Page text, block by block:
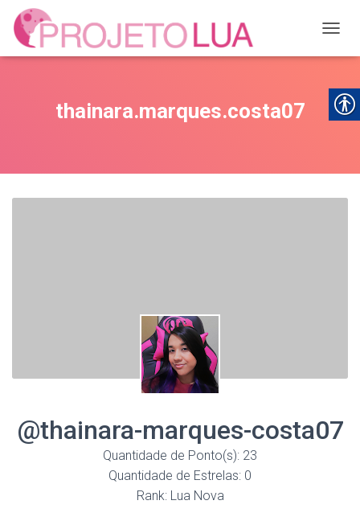
thainara.marques.costa07
@thainara-marques-costa07
Quantidade de Ponto(s): 23
Quantidade de Estrelas: 0
Rank: Lua Nova